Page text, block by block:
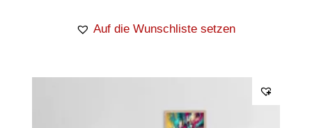
Auf die Wunschliste setzen